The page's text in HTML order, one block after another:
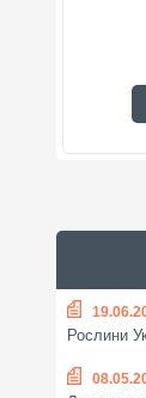
Рослини